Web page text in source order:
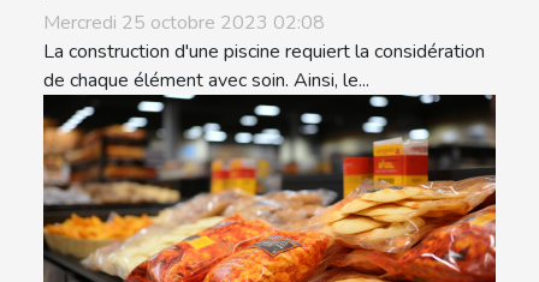
Mercredi 25 octobre 2023 02:08
La construction d'une piscine requiert la considération
de chaque élément avec soin. Ainsi, le...